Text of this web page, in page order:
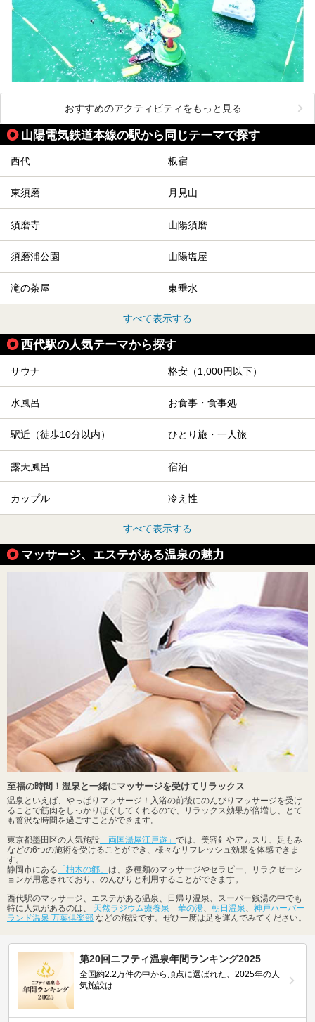
おすすめのアクティビティをもっと見る
山陽電気鉄道本線の駅から同じテーマで探す
西代 板宿
東須磨 月見山
須磨寺 山陽須磨
須磨浦公園 山陽塩屋
滝の茶屋 東垂水
すべて表示する
西代駅の人気テーマから探す
サウナ 格安（1,000円以下）
水風呂 お食事・食事処
駅近（徒歩10分以内） ひとり旅・一人旅
露天風呂 宿泊
カップル 冷え性
すべて表示する
マッサージ、エステがある温泉の魅力
至福の時間！温泉と一緒にマッサージを受けてリラックス
温泉といえば、やっぱりマッサージ！入浴の前後にのんびりマッサージを受け
ることで筋肉をしっかりほぐしてくれるので、リラックス効果が倍増し、とて
も贅沢な時間を過ごすことができます。
東京都墨田区の人気施設 「両国湯屋江戸遊」 では、美容針やアカスリ、足もみ
などの6つの施術を受けることができ、様々なリフレッシュ効果を体感できま
す。
静岡市にある 「柚木の郷」 は、多種類のマッサージやセラピー、リラクゼーシ
ョンが用意されており、のんびりと利用することができます。
西代駅のマッサージ、エステがある温泉、日帰り温泉、スーパー銭湯の中でも
特に人気があるのは、 天然ラジウム療養泉 華の湯 朝日温泉
神戸ハーバー
ランド温泉 万葉倶楽部 などの施設です。ぜひ一度は足を運んでみてください。
第20回ニフティ温泉年間ランキング2025
全国約2.2万件の中から頂点に選ばれた、2025年の人
気施設は…